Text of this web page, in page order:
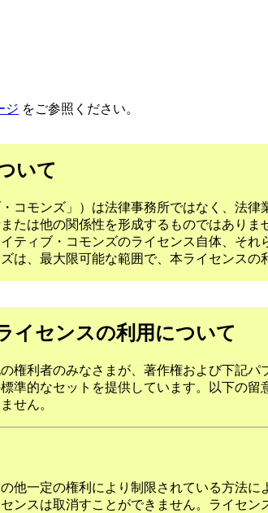
ジ をご参照ください。
いて
コモンズ」）は法律事務所ではなく、法
たは他の関係性を形成するものではあり
ティブ・コモンズのライセンス自体、そ
、最大限可能な範囲で、本ライセンスの
イセンスの利用について
権利者のみなさまが、著作権および下記
準的なセットを提供しています。以下の
せん。
他一定の権利により制限されている方法
ンスは取消すことができません。ライセ